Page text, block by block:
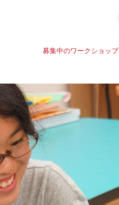
募集中のワークショップ